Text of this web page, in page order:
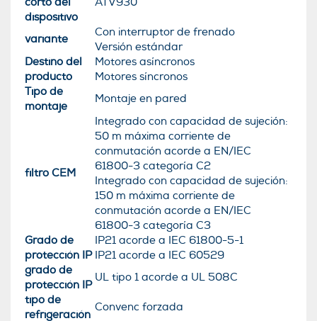
dispositivo
variante
Con interruptor de frenado
Versión estándar
Destino del
producto
Motores asíncronos
Motores síncronos
Tipo de
montaje
Montaje en pared
filtro CEM
Integrado con capacidad de sujeción:
50 m máxima corriente de
conmutación acorde a EN/IEC
61800-3 categoría C2
Integrado con capacidad de sujeción:
150 m máxima corriente de
conmutación acorde a EN/IEC
61800-3 categoría C3
Grado de
protección IP
IP21 acorde a IEC 61800-5-1
IP21 acorde a IEC 60529
grado de
protección IP
UL tipo 1 acorde a UL 508C
tipo de
refrigeración
Convenc forzada